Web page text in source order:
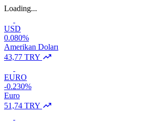
Loading...
USD
0.080%
Amerikan Doları
43,77 TRY
EURO
-0.230%
Euro
51,74 TRY